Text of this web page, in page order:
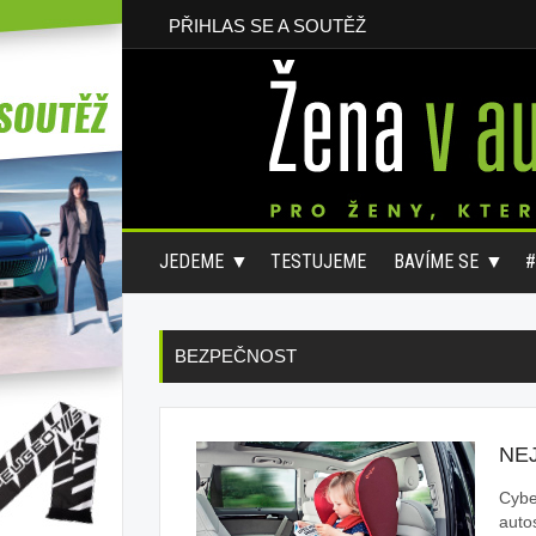
PŘIHLAS SE A SOUTĚŽ
JEDEME TESTUJEME BAVÍME SE
BEZPEČNOST